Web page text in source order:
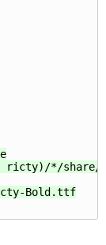
*/share/
Bold.ttf